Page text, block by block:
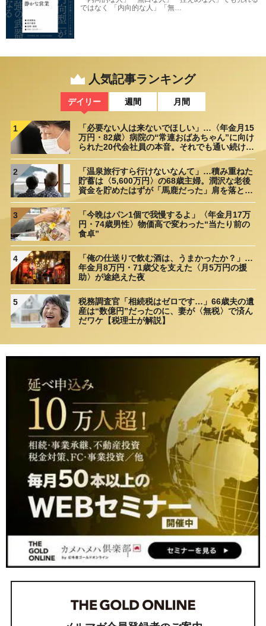
ではなく 「内向的な人」「無…
人気記事ランキング
デイリー 週間 月間
1
「必要ない人は来ないでほしい」…〈年金月15
万円・82歳〉病院の“常連おばあちゃん”に向け
られた20代会社員の本音。それでも通い続ける
2
「温泉旅行すら行けないなんて」…積み重ねた
貯蓄は〈5,600万円〉の68歳主婦。潤沢な老後
資金を貯めたはずが「馬鹿だった」肩を落とす
3
「今晩はパン1個で我慢するよ」〈年金月17万
円・74歳男性〉物価高で変わった“当たり前の
食卓”
4
「俺の仕送りで飲む酒は、うまかったか？」…
年金月8万円・71歳父を支えた〈月5万円の援
助〉が途絶えた夜
5
税務調査官「相続税はゼロです…」66歳夫の遺
産は“数億円”だったのに、妻が〈無税〉で済ん
だワケ【税理士が解説】